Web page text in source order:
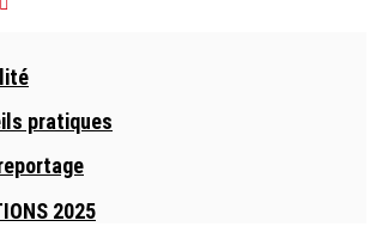
pratiques
2025